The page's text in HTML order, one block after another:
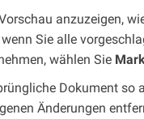
anzuzeigen,
Sie alle
wählen Sie
Dokument so
Änderungen